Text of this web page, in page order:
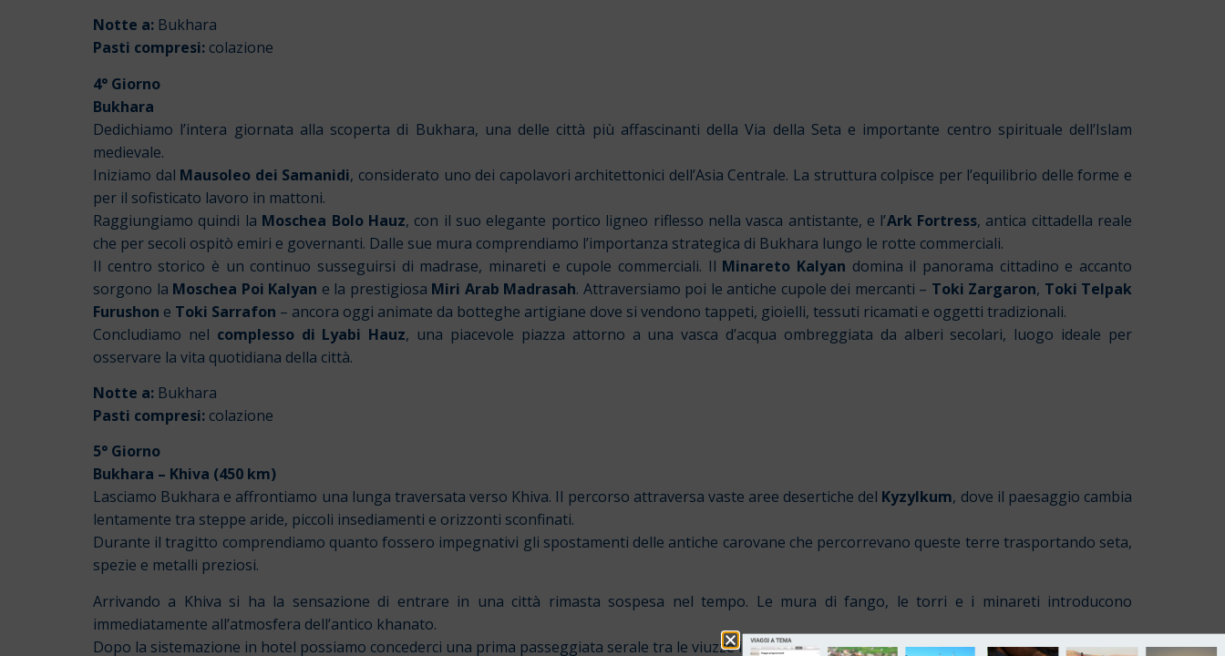
Notte a: Bukhara
Pasti compresi: colazione
4° Giorno
Bukhara
Dedichiamo l’intera giornata alla scoperta di Bukhara, una delle città più affascinanti della Via della Seta e importante centro spirituale dell’Islam
medievale.
Iniziamo dal Mausoleo dei Samanidi, considerato uno dei capolavori architettonici dell’Asia Centrale. La struttura colpisce per l’equilibrio delle forme e
per il sofisticato lavoro in mattoni.
Raggiungiamo quindi la Moschea Bolo Hauz, con il suo elegante portico ligneo riflesso nella vasca antistante, e l’Ark Fortress, antica cittadella reale
che per secoli ospitò emiri e governanti. Dalle sue mura comprendiamo l’importanza strategica di Bukhara lungo le rotte commerciali.
Il centro storico è un continuo susseguirsi di madrase, minareti e cupole commerciali. Il Minareto Kalyan domina il panorama cittadino e accanto
sorgono la Moschea Poi Kalyan e la prestigiosa Miri Arab Madrasah. Attraversiamo poi le antiche cupole dei mercanti – Toki Zargaron, Toki Telpak
Furushon e Toki Sarrafon – ancora oggi animate da botteghe artigiane dove si vendono tappeti, gioielli, tessuti ricamati e oggetti tradizionali.
Concludiamo nel complesso di Lyabi Hauz, una piacevole piazza attorno a una vasca d’acqua ombreggiata da alberi secolari, luogo ideale per
osservare la vita quotidiana della città.
Notte a: Bukhara
Pasti compresi: colazione
5° Giorno
Bukhara – Khiva (450 km)
Lasciamo Bukhara e affrontiamo una lunga traversata verso Khiva. Il percorso attraversa vaste aree desertiche del Kyzylkum, dove il paesaggio cambia
lentamente tra steppe aride, piccoli insediamenti e orizzonti sconfinati.
Durante il tragitto comprendiamo quanto fossero impegnativi gli spostamenti delle antiche carovane che percorrevano queste terre trasportando seta,
spezie e metalli preziosi.
Arrivando a Khiva si ha la sensazione di entrare in una città rimasta sospesa nel tempo. Le mura di fango, le torri e i minareti introducono
immediatamente all’atmosfera dell’antico khanato.
Dopo la sistemazione in hotel possiamo concederci una prima passeggiata serale tra le viuzze illuminate della città vecchia.